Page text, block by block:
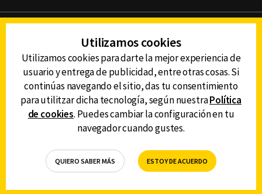
AVISO DE PRIVACIDAD
AVISO LEGAL
DEFENSORÍA DE LAS AUDIENCIAS
DESCARGA LA APP DE CANAL 6
Utilizamos cookies
Utilizamos cookies para darte la mejor experiencia de
usuario y entrega de publicidad, entre otras cosas. Si
continúas navegando el sitio, das tu consentimiento
para utilitzar dicha tecnología, según nuestraPolítica
de cookies. Puedes cambiar la configuración en tu
navegador cuando gustes.
QUIERO SABER MÁS ESTOY DE ACUERDO